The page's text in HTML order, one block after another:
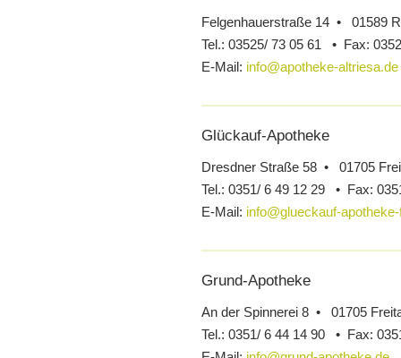
Felgenhauerstraße 14 • 01589
Tel.: 03525/ 73 05 61 • Fax:
E-Mail: info@apotheke-altriesa.de
Glückauf-Apotheke
Dresdner Straße 58 • 01705
Tel.: 0351/ 6 49 12 29 • Fax:
E-Mail: info@glueckauf-
Grund-Apotheke
An der Spinnerei 8 • 01705
Tel.: 0351/ 6 44 14 90 • Fax: